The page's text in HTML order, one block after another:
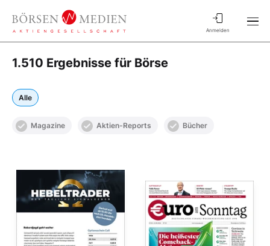
Anmelden
1.510 Ergebnisse für Börse
Alle
Magazine Aktien-Reports Bücher